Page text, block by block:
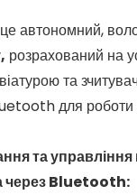
автономний,
розрахований на
та
для роботи
та
через Bluetooth: